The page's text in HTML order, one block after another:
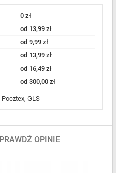
0 zł
od 13,99 zł
od 9,99 zł
od 13,99 zł
od 16,49 zł
od 300,00 zł
GLS
OPINIE